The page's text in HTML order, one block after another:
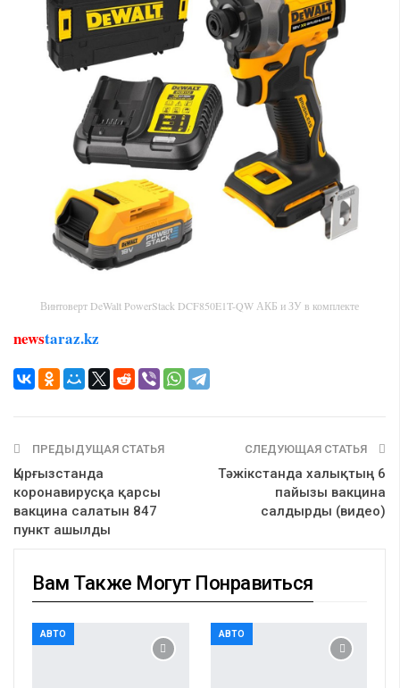
Винтоверт DeWalt PowerStack DCF850E1T-QW АКБ и ЗУ в комплекте
newstaraz.kz
ПРЕДЫДУЩАЯ СТАТЬЯ
Қырғызстанда
коронавирусқа қарсы
вакцина салатын 847
пункт ашылды
СЛЕДУЮЩАЯ СТАТЬЯ
Тәжікстанда халықтың 6
пайызы вакцина
салдырды (видео)
Вам Также Могут Понравиться
АВТО АВТО